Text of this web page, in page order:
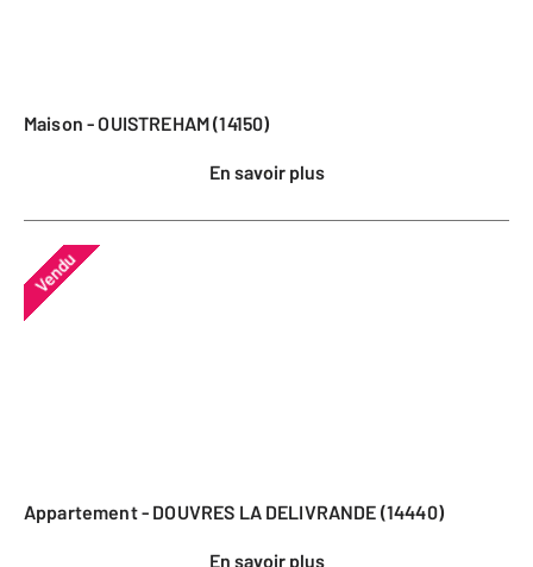
Maison - OUISTREHAM (14150)
En savoir plus
Vendu
Appartement - DOUVRES LA DELIVRANDE (14440)
En savoir plus